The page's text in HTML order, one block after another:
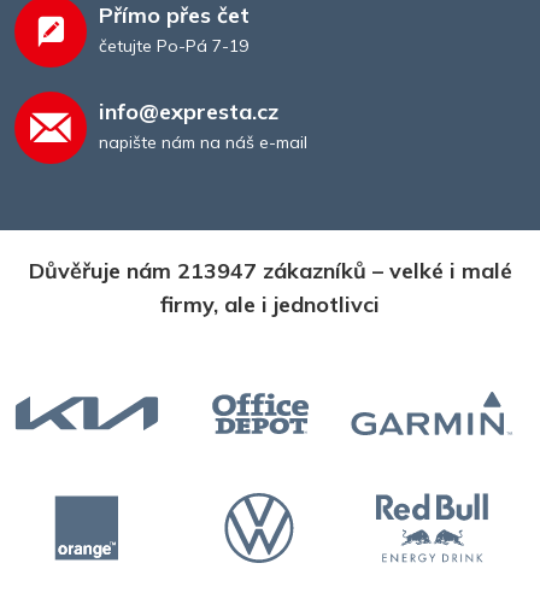
Přímo přes čet
četujte Po-Pá 7-19
info@expresta.cz
napište nám na náš e-mail
Důvěřuje nám 213947 zákazníků – velké i malé
firmy, ale i jednotlivci